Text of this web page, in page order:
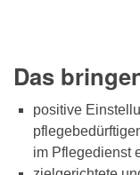
Das
positive
im Pflegedienst